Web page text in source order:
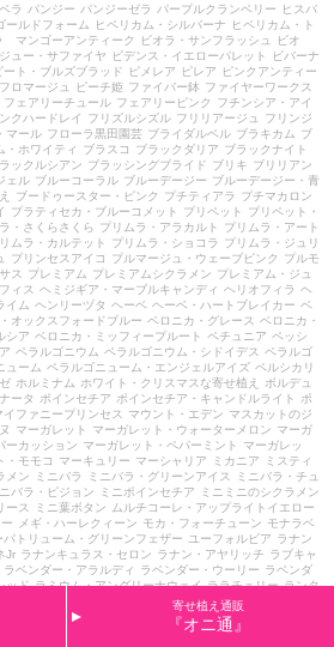
ラ パンジー パンジーゼラ パープルクランベリー
ヒスパ
ールドフォーム ヒペリカム・シルバーナ
ヒペリカム・ト
マンゴーアンティーク ビオラ・サンフラッシュ
ビオ
ュー・サファイヤ ビデンス・イエローパレット
ビバーナ
ート・ブルズブラッド ピメレア ピレア
ピンクアンティー
ロマージュ ピーチ姫 ファイバー鉢 ファイヤーワークス
フェアリーチュール フェアリーピンク
フチンシア・アイ
クハードレイ フリズルシズル フリリアージュ
フリンジ
マール フローラ黒田園芸 ブライダルベル ブラキカム ブ
・ホワイティ ブラスコ ブラックダリア ブラックナイト
ックルシアン ブラッシングブライド ブリキ ブリリアン
ェル ブルーコーラル ブルーデージー ブルーデージー・青
ブードゥースター・ピンク プチティアラ
プチマカロン
プラティセカ・ブルーコメット プリペット
プリペット・
・さくらさくら プリムラ・アラカルト
プリムラ・アート
ムラ・カルテット プリムラ・ショコラ
プリムラ・ジュリ
プリンセスアイコ プルマージュ・ウェーブピンク
プルモ
ス プレミアム プレミアムシクラメン プレミアム・ジュ
ィス ヘミジギア・マーブルキャンディ ヘリオフィラ ヘ
イム ヘンリーヅタ ヘーベ ヘーベ・ハートブレイカー ベ
オックスフォードブルー ベロニカ・グレース ベロニカ・
シア ベロニカ・ミッフィープルート ペチュニア ペッシ
ペラルゴニウム ペラルゴニウム・シドイデス ペラルゴ
ューム ペラルゴニューム・エンジェルアイズ ペルシカリ
ホルミナム ホワイト・クリスマスな寄せ植え
ボルデュ
ータ ポインセチア ポインセチア・キャンドルライト
ポ
イファニープリンセス マウント・エデン マスカットのジ
マーガレット マーガレット・ウォーターメロン マーガ
ーカッション マーガレット・ペパーミント
マーガレッ
・モモコ マーキュリー マーシャリア ミカニア
ミスティ
メン ミニバラ ミニバラ・グリーンアイス
ミニバラ・チュ
ニバラ・ピジョン ミニポインセチア
ミニミニのシクラメン
ース ミニ葉ボタン
ムルチコーレ・アップライトイエロー
メギ・ハーレクィーン モカ・フォーチューン モナラベ
パトリューム・グリーンフェザー ユーフォルビア ラナン
Jr ラナンキュラス・セロン ラナン・アヤリッチ ラブキャ
ラベンダー・アラルディ ラベンダー・ウーリー ラベンダ
ッド ラミウム・アングリーナウェイ ララチェリー ランタ
ージョレー リシマキア・ゴールデンアレキサンダー
リッシーバリエガータ リッピア リナリア
ドロン リューカデンドロン・ケーティーズブラッシュ
寄せ植え通販
『オニ通』